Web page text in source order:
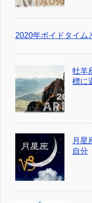
2020年ボイドタイ
牡羊
標に
月星
自分